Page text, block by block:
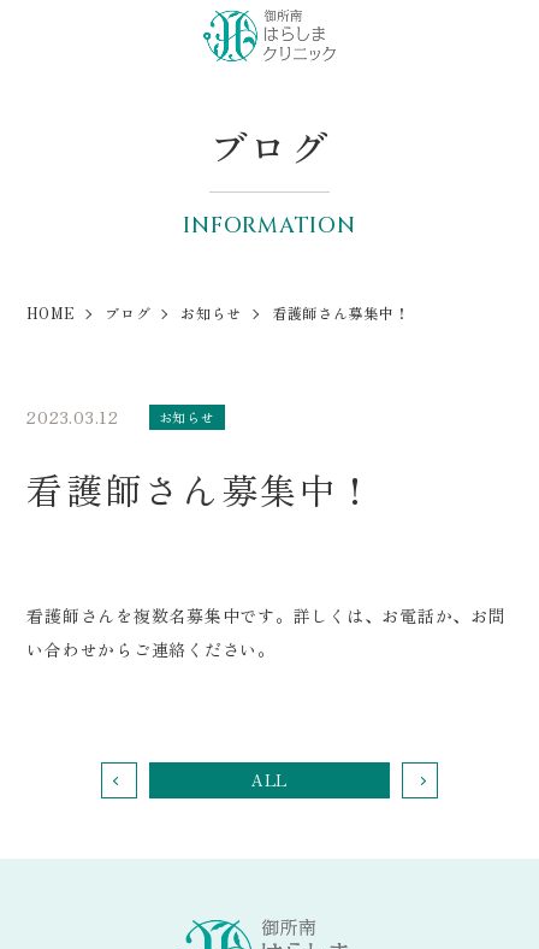
ブログ
INFORMATION
HOME ブログ お知らせ 看護師さん募集中！
2023.03.12 お知らせ
看護師さん募集中！
看護師さんを複数名募集中です。詳しくは、お電話か、お問
い合わせからご連絡ください。
ALL